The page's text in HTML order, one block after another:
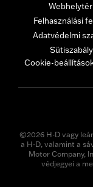
Felhasználási
Adatvédelmi
Cookie-
©2026 H-D vagy
a H-D, valamint a
Motor Company,
védjegyei a